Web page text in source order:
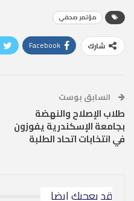
مؤتمر صحفي
شارك Facebook
السابق بوست
طلاب الإصلاح والنهضة
بجامعة الإسكندرية يفوزون
في انتخابات اتحاد الطلبة
قد يعجبك ايضا